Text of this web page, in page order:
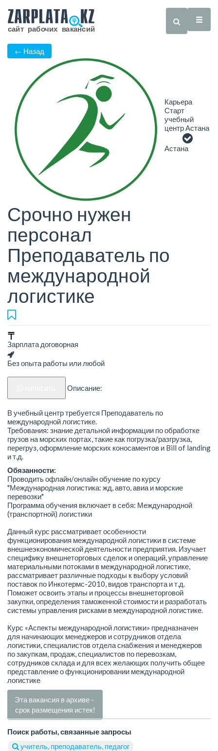
← Назад
Карьера
Старт
учебный
центр Астана
Астана
Срочно нужен
персонал
Преподаватель по
международной
логистике
Зарплата договорная
Без опыта работы или любой
Описание:
В учебный центр требуется Преподаватель по
международной логистике.
Требования: знание детальной информации по обработке
грузов на морских портах, такие как погрузка/разгрузка,
перегруз, оформление морских коносаментов и Bill of landing
и т.д.
Обязанности:
Проводить офлайн/онлайн обучение по курсу
"Международная логистика: жд, авто, авиа и морские
перевозки"
Программа обучения включает в себя: Международной
(транспортной) логистики
Данный курс рассматривает особенности
функционирования международной логистики в системе
внешнеэкономической деятельности предприятия. Изучает
специфику внешнеторговых сделок и операций, управление
материальными потоками в международной логистике,
рассматривает различные подходы к выбору условий
поставок по Инкотермс-2010, видов транспорта и т.д.
Поможет освоить этапы и процессы внешнеторговой
закупки, определения таможенной стоимости и разработать
системы управления рисками в международной логистике.
Курс «Аспекты международной логистики» предназначен
для начинающих менеджеров и сотрудников отдела
логистики, специалистов отдела снабжения и менеджеров
по закупкам, продаж, специалистов по перевозкам,
сотрудников склада и для всех желающих получить общее
представление о функционировании международной
логистике
Эта вакансия в архиве -
срок размещения истек!
Поиск работы, связанные запросы
учитель, преподаватель, педагог